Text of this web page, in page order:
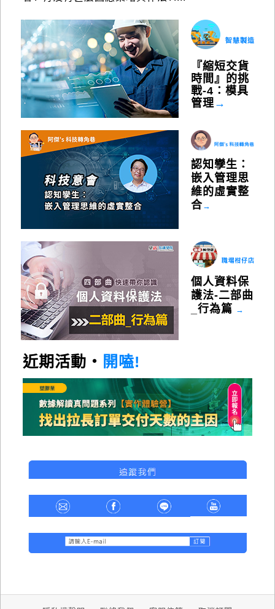
『縮短交貨
時間』的挑
戰-4：模具
管理 →
認知孿生：
嵌入管理思
維的虛實整
合→
個人資料保
護法-二部曲
_行為篇 →
近期活動・ 開嗑!